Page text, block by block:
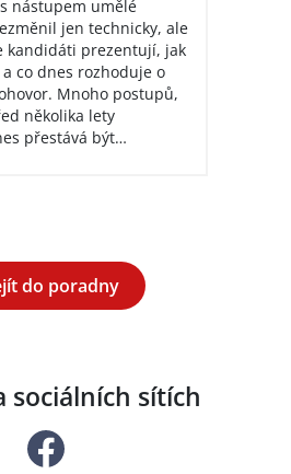
nástupem umělé
jen technicky, ale
kandidáti prezentují, jak
co dnes rozhoduje o
Mnoho postupů,
několika lety
přestává být…
do poradny
sociálních sítích